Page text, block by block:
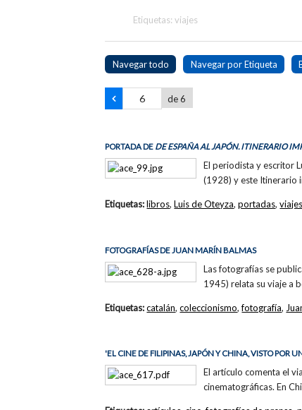
Etiquetas: viajes
Navegar todo Navegar por Etiqueta
de 6
PORTADA DE DE ESPAÑA AL JAPÓN. ITINERARIO
El periodista y escritor
(1928) y este Itinerario
Etiquetas:libros,Luis de Oteyza,portadas,viajes
FOTOGRAFÍAS DE JUAN MARÍN BALMAS
Las fotografías se
1945) relata su viaje a
Etiquetas:catalán,coleccionismo,fotografía,
'EL CINE DE FILIPINAS, JAPÓN Y CHINA, VISTO POR
El artículo comenta el
cinematográficas. En